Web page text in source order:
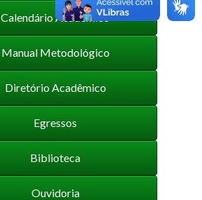
Calendário Acadêmico
Manual Metodológico
Diretório Acadêmico
Egressos
Biblioteca
Ouvidoria